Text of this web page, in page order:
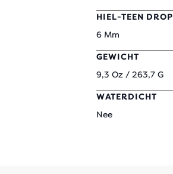
HIEL-TEEN DROP
6 Mm
GEWICHT
9,3 Oz / 263,7 G
WATERDICHT
Nee